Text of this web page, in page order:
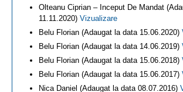
Olteanu Ciprian – Inceput De Mandat
11.11.2020) Vizualizare
Belu Florian (Adaugat la data 15.06.2020)
Belu Florian (Adaugat la data 14.06.2019)
Belu Florian (Adaugat la data 15.06.2018)
Belu Florian (Adaugat la data 15.06.2017)
Nica Daniel (Adaugat la data 08.07.2016)